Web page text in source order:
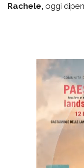
Rachele, oggi